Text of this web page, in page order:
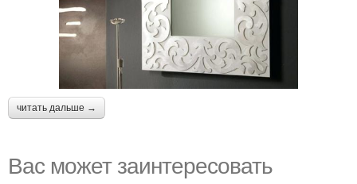
читать дальше →
Вас может заинтересовать